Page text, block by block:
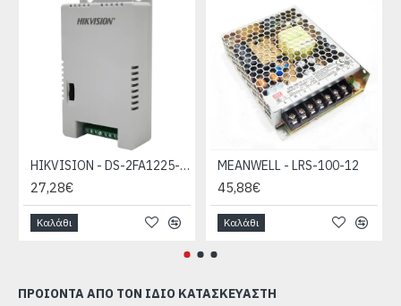
HIKVISION - DS-2FA1225-C4
27,28€
Καλάθι
MEANWELL - LRS-100-12
45,88€
Καλάθι
ΠΡΟΙΌΝΤΑ ΑΠΌ ΤΟΝ ΊΔΙΟ ΚΑΤΑΣΚΕΥΑΣΤΉ